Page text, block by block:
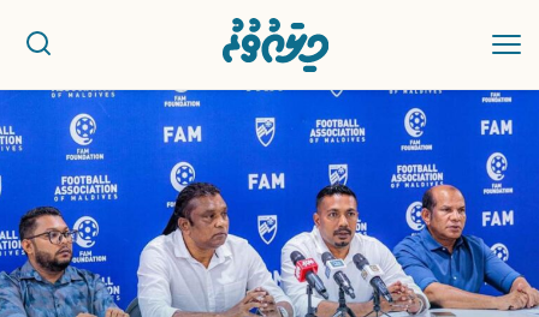
ޚަބަރު
ސިޔާސީ
ރިޕޯޓު